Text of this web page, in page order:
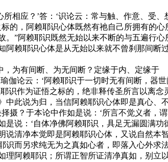
应？’答：‘识论云：常与触、作意、受
的，阿赖耶识心体既然有祂自己所拥有的
”阿赖耶识既然无始以来不断的与五遍行
阿赖耶识心体是从无始以来就不曾刹那间
为有间断、为无间断？定缘于内、定缘于
论云：‘阿赖耶识于一切时无有间断，器
识作为证悟之标的，绝非释传圣所言以离
此说为归，当信阿赖耶识心体即是真心、不
？于本论中作如是说：‘所言不觉义者，
说：‘自体净佛阿赖耶识，具足无漏圆满
清净本觉即是阿赖耶识心体，又说自然
而另求纯无为之真如心者，即落入心外求
赖耶识；所谓正智所证清净真如，别立